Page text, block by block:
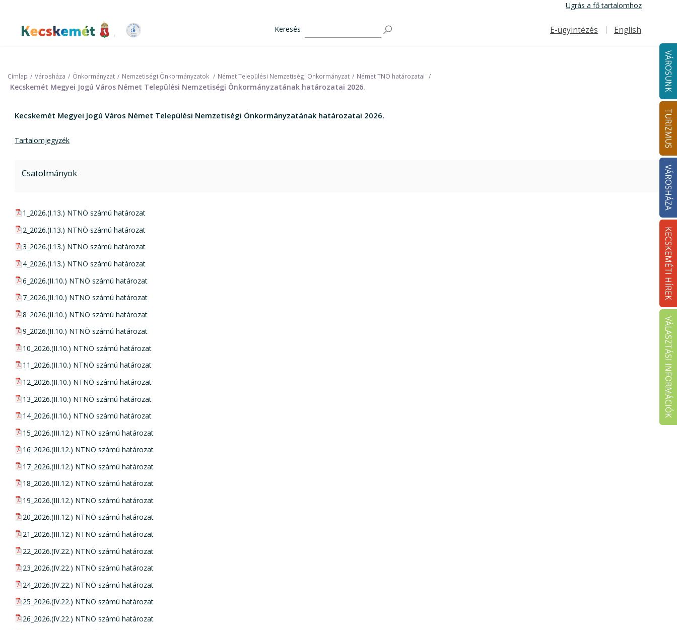
tartalomra
Ugrás a fő tartalomhoz
Kecskemét Város Honlapja
Keresés
Felső navigáció
E-ügyintézés English
VÁROSUNK
TURIZMUS
VÁROSHÁZA
KECSKEMÉTI HÍREK
VÁLASZTÁSI INFORMÁCIÓK
Címlap Városháza Önkormányzat Nemzetiségi Önkormányzatok Német Települési Nemzetiségi Önkormányzat Német TNÖ határozatai
Kecskemét Megyei Jogú Város Német Települési Nemzetiségi Önkormányzatának határozatai 2026.
Kecskemét Megyei Jogú Város Német Települési Nemzetiségi Önkormányzatának határozatai 2026.
Tartalomjegyzék
Csatolmányok
pdf csatolmány:
1_2026.(I.13.) NTNÖ számú határozat
pdf csatolmány:
2_2026.(I.13.) NTNÖ számú határozat
pdf csatolmány:
3_2026.(I.13.) NTNÖ számú határozat
pdf csatolmány:
4_2026.(I.13.) NTNÖ számú határozat
pdf csatolmány:
6_2026.(II.10.) NTNÖ számú határozat
pdf csatolmány:
7_2026.(II.10.) NTNÖ számú határozat
pdf csatolmány:
8_2026.(II.10.) NTNÖ számú határozat
pdf csatolmány:
9_2026.(II.10.) NTNÖ számú határozat
pdf csatolmány:
10_2026.(II.10.) NTNÖ számú határozat
pdf csatolmány:
11_2026.(II.10.) NTNÖ számú határozat
pdf csatolmány:
12_2026.(II.10.) NTNÖ számú határozat
pdf csatolmány:
13_2026.(II.10.) NTNÖ számú határozat
pdf csatolmány:
14_2026.(II.10.) NTNÖ számú határozat
pdf csatolmány:
15_2026.(III.12.) NTNÖ számú határozat
pdf csatolmány:
16_2026.(III.12.) NTNÖ számú határozat
pdf csatolmány:
17_2026.(III.12.) NTNÖ számú határozat
pdf csatolmány:
18_2026.(III.12.) NTNÖ számú határozat
pdf csatolmány:
19_2026.(III.12.) NTNÖ számú határozat
pdf csatolmány:
20_2026.(III.12.) NTNÖ számú határozat
pdf csatolmány:
21_2026.(III.12.) NTNÖ számú határozat
pdf csatolmány:
22_2026.(IV.22.) NTNÖ számú határozat
pdf csatolmány:
23_2026.(IV.22.) NTNÖ számú határozat
pdf csatolmány:
24_2026.(IV.22.) NTNÖ számú határozat
pdf csatolmány:
25_2026.(IV.22.) NTNÖ számú határozat
pdf csatolmány:
26_2026.(IV.22.) NTNÖ számú határozat